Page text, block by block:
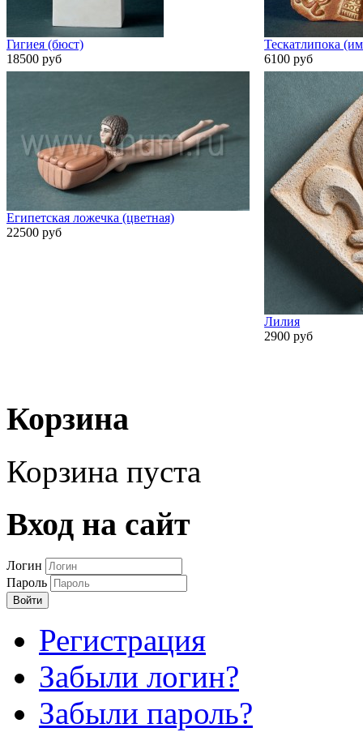
Гигиея (бюст)
18500 руб
Тескатлипока
6100 руб
Египетская ложечка (цветная)
22500 руб
Лилия
2900 руб
Корзина
Корзина пуста
Вход на сайт
Логин
Пароль
Войти
Регистрация
Забыли логин?
Забыли пароль?